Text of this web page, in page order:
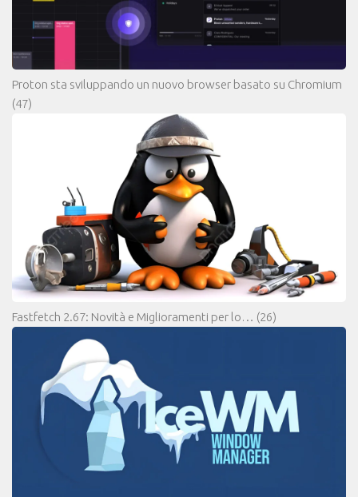
Proton sta sviluppando un nuovo browser basato su Chromium
(47)
Fastfetch 2.67: Novità e Miglioramenti per lo… (26)